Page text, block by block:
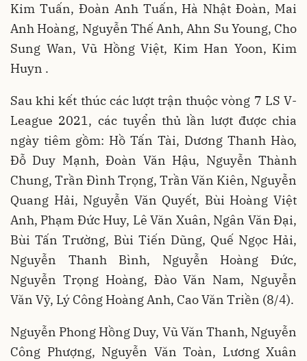
Kim Tuấn, Đoàn Anh Tuấn, Hà Nhật Đoàn, Mai
Anh Hoàng, Nguyễn Thế Anh, Ahn Su Young, Cho
Sung Wan, Vũ Hồng Việt, Kim Han Yoon, Kim
Huyn .
Sau khi kết thúc các lượt trận thuộc vòng 7 LS V-
League 2021, các tuyển thủ lần lượt được chia
ngày tiêm gồm: Hồ Tấn Tài, Dương Thanh Hào,
Đỗ Duy Mạnh, Đoàn Văn Hậu, Nguyễn Thành
Chung, Trần Đình Trọng, Trần Văn Kiên, Nguyễn
Quang Hải, Nguyễn Văn Quyết, Bùi Hoàng Việt
Anh, Phạm Đức Huy, Lê Văn Xuân, Ngân Văn Đại,
Bùi Tấn Trường, Bùi Tiến Dũng, Quế Ngọc Hải,
Nguyễn Thanh Bình, Nguyễn Hoàng Đức,
Nguyễn Trọng Hoàng, Đào Văn Nam, Nguyễn
Văn Vỹ, Lý Công Hoàng Anh, Cao Văn Triền (8/4).
Nguyễn Phong Hồng Duy, Vũ Văn Thanh, Nguyễn
Công Phượng, Nguyễn Văn Toàn, Lương Xuân